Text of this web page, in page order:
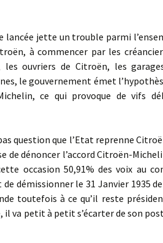
jette un trouble parmi
à commencer par les
ouvriers de Citroën, les
le gouvernement émet
ce qui provoque de vifs
que l’Etat reprenne
dénoncer l’accord Citroën-
occasion 50,91% des voix au
démissionner le 31 Janvier 1935
toutefois à ce qu’il reste
il va petit à petit s’écarter de son